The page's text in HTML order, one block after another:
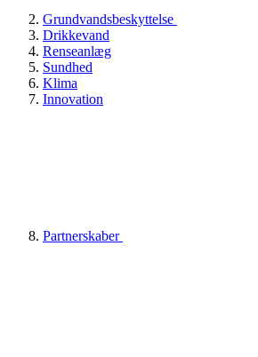
Grundvandsbeskyttelse
Drikkevand
Renseanlæg
Sundhed
Klima
Innovation
Partnerskaber